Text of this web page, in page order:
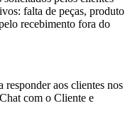
falta de peças, produto
recebimento fora do
aos clientes nos
com o Cliente e